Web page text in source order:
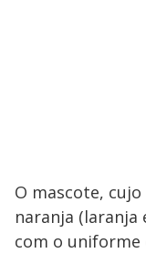
O mascote,
naranja (laranja
com o uniforme